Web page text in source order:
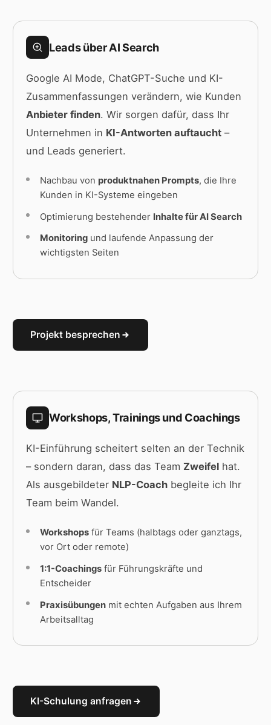
Leads über AI Search
Google AI Mode, ChatGPT-Suche und KI-
Zusammenfassungen verändern, wie Kunden
Anbieter finden. Wir sorgen dafür, dass Ihr
Unternehmen in KI-Antworten auftaucht –
und Leads generiert.
Nachbau von produktnahen Prompts, die Ihre
Kunden in KI-Systeme eingeben
Optimierung bestehender Inhalte für AI Search
Monitoring und laufende Anpassung der
wichtigsten Seiten
Projekt besprechen
Workshops, Trainings und Coachings
KI-Einführung scheitert selten an der Technik
– sondern daran, dass das Team Zweifel hat.
Als ausgebildeter NLP-Coach begleite ich Ihr
Team beim Wandel.
Workshops für Teams (halbtags oder ganztags,
vor Ort oder remote)
1:1-Coachings für Führungskräfte und
Entscheider
Praxisübungen mit echten Aufgaben aus Ihrem
Arbeitsalltag
KI-Schulung anfragen